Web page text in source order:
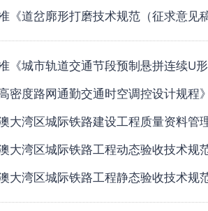
《道岔廓形打磨技术规范（征求意见
《城市轨道交通节段预制悬拼连续U
密度路网通勤交通时空调控设计规程
大湾区城际铁路建设工程质量资料管
大湾区城际铁路工程动态验收技术规
大湾区城际铁路工程静态验收技术规